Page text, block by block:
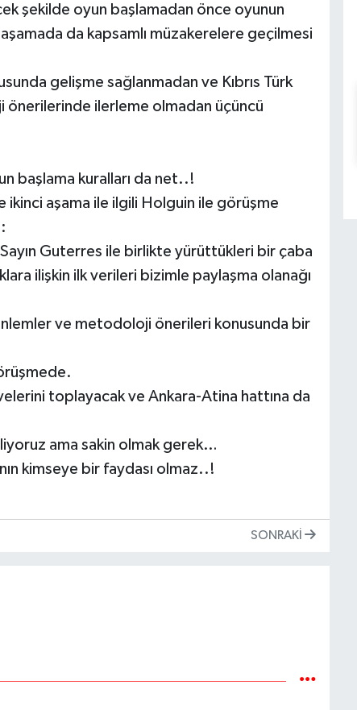
şekilde oyun başlamadan önce oyunun
da kapsamlı müzakerelere geçilmesi
gelişme sağlanmadan ve Kıbrıs Türk
ilerleme olmadan üçüncü
başlama kuralları da net..!
ikinci aşama ile ilgili Holguin ile görüşme
Sayın Guterres ile birlikte yürüttükleri bir çaba
ilişkin ilk verileri bizimle paylaşma olanağı
ve metodoloji önerileri konusunda bir
toplayacak ve Ankara-Atina hattına da
ama sakin olmak gerek…
kimseye bir faydası olmaz..!
SONRAKI